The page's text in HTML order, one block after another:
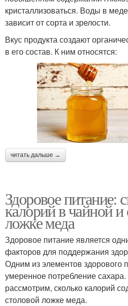
кристаллизоваться. Воды в
зависит от сорта и зрелости.
Вкус продукта создают
в его состав. К ним относятся:
читать дальше →
Здоровое питание:
калорий в чайной и
ложке меда
Здоровое питание является
факторов для поддержания
Одним из элементов здорового
умеренное потребление
рассмотрим, сколько калорий
столовой ложке меда.